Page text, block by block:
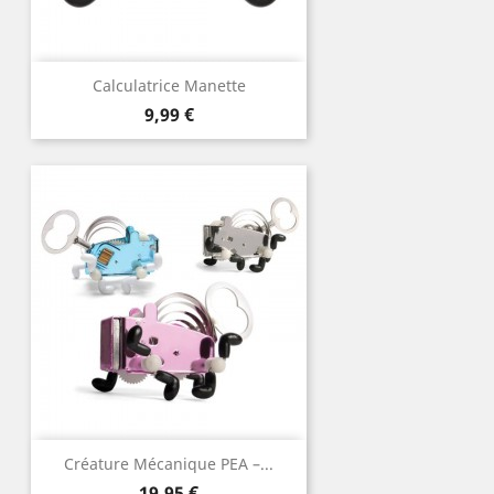
Calculatrice Manette
Prix
9,99 €
Créature Mécanique PEA –...